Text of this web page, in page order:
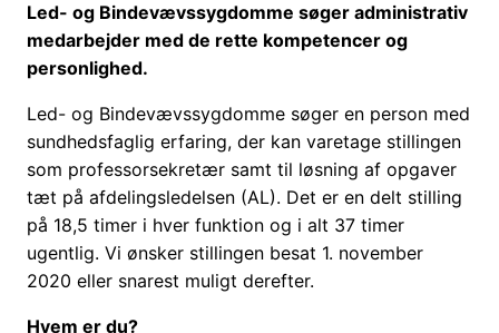
Led- og Bindevævssygdomme søger administrativ
medarbejder med de rette kompetencer og
personlighed.
Led- og Bindevævssygdomme søger en person med
sundhedsfaglig erfaring, der kan varetage stillingen
som professorsekretær samt til løsning af opgaver
tæt på afdelingsledelsen (AL). Det er en delt stilling
på 18,5 timer i hver funktion og i alt 37 timer
ugentlig. Vi ønsker stillingen besat 1. november
2020 eller snarest muligt derefter.
Hvem er du?